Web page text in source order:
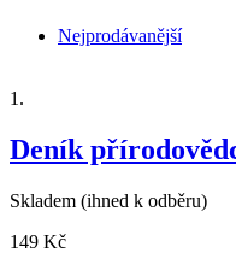
Nejprodávanější
1.
Deník
Skladem (ihned k odběru)
149 Kč